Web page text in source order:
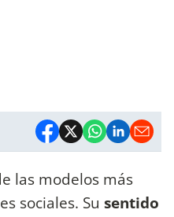
las modelos más
sociales. Su sentido